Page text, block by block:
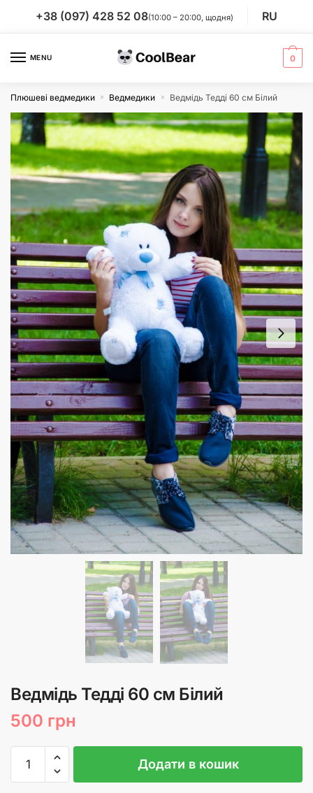
+38 (097) 428 52 08(10:00 – 20:00, щодня) RU
MENU 0
Плюшеві ведмедики » Ведмедики » Ведмідь Тедді 60 см Білий
Ведмідь Тедді 60 см Білий
500 грн
Тедді
Додати в кошик